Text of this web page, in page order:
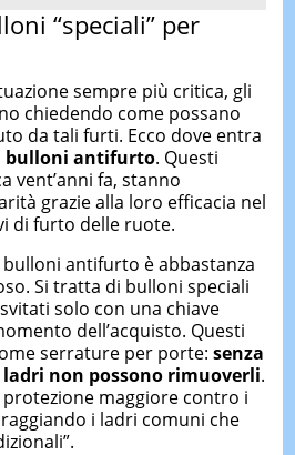
“speciali” per
sempre più critica, gli
chiedendo come possano
da tali furti. Ecco dove entra
bulloni antifurto. Questi
vent’anni fa, stanno
grazie alla loro efficacia nel
di furto delle ruote.
antifurto è abbastanza
Si tratta di bulloni speciali
solo con una chiave
dell’acquisto. Questi
serrature per porte: senza
non possono rimuoverli.
maggiore contro i
i ladri comuni che